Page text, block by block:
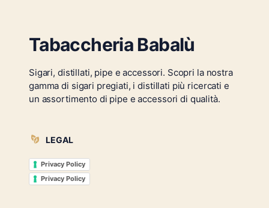
Tabaccheria Babalù
Sigari, distillati, pipe e accessori. Scopri la nostra
gamma di sigari pregiati, i distillati più ricercati e
un assortimento di pipe e accessori di qualità.
LEGAL
Privacy Policy
Privacy Policy